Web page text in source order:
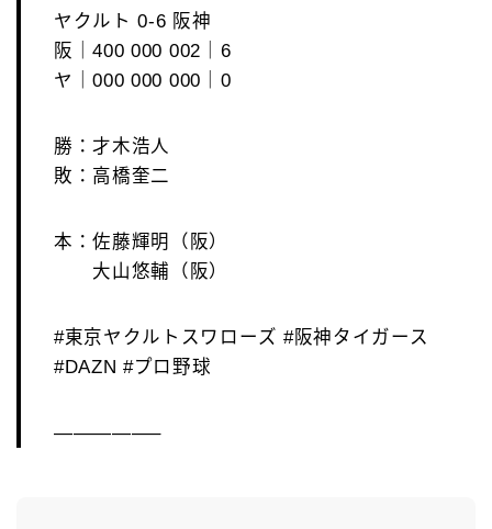
ヤクルト 0-6 阪神
阪｜400 000 002｜6
ヤ｜000 000 000｜0
勝：才木浩人
敗：高橋奎二
本：佐藤輝明（阪）
大山悠輔（阪）
#東京ヤクルトスワローズ #阪神タイガース
#DAZN #プロ野球
—————–